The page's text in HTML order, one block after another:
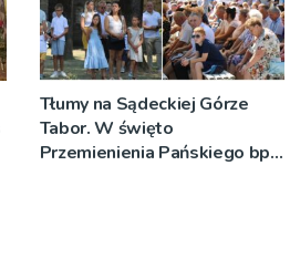
Tłumy na Sądeckiej Górze
Tabor. W święto
Przemienienia Pańskiego bp